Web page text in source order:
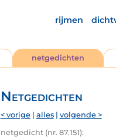
rijmen
netgedichten
Netgedichten
< vorige| alles| volgende >
netgedicht (nr. 87.151):